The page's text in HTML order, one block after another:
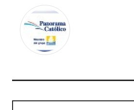
Navegación